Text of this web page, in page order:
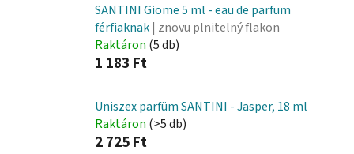
SANTINI Giome 5 ml - eau de parfum
férfiaknak| znovu plnitelný flakon
Raktáron (5 db)
1 183 Ft
Uniszex parfüm SANTINI - Jasper, 18 ml
Raktáron (>5 db)
2 725 Ft